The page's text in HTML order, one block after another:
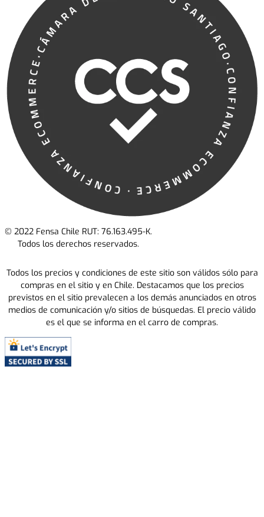
© 2022 Fensa Chile RUT: 76.163.495-K.
Todos los derechos reservados.
Todos los precios y condiciones de este sitio son válidos sólo para
compras en el sitio y en Chile. Destacamos que los precios
previstos en el sitio prevalecen a los demás anunciados en otros
medios de comunicación y/o sitios de búsquedas. El precio válido
es el que se informa en el carro de compras.